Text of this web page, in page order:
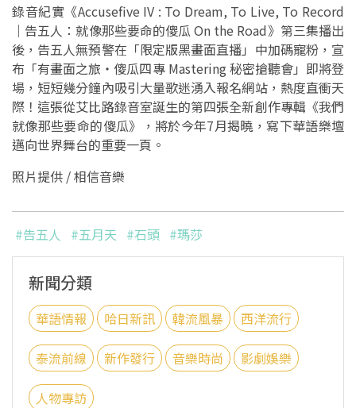
錄音紀實《Accusefive IV : To Dream, To Live, To Record
｜告五人：就像那些要命的傻瓜 On the Road》第三集播出
後，告五人無預警在「限定版黑畫面直播」中加碼寵粉，宣
布「有畫面之旅・傻瓜四專 Mastering 秘密搶聽會」即將登
場，短短幾分鐘內吸引大量歌迷湧入報名網站，熱度直衝天
際！這張從艾比路錄音室誕生的第四張全新創作專輯《我們
就像那些要命的傻瓜》，將於今年7月揭曉，寫下華語樂壇
邁向世界舞台的重要一頁。
照片提供 / 相信音樂
#告五人 #五月天 #石頭 #瑪莎
新聞分類
華語情報 哈日新訊 韓流風暴 西洋流行
泰流前線 新作發行 音樂時尚 影劇娛樂
人物專訪